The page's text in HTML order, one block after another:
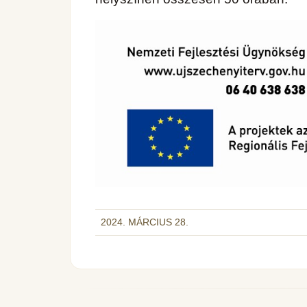
2024. MÁRCIUS 28.